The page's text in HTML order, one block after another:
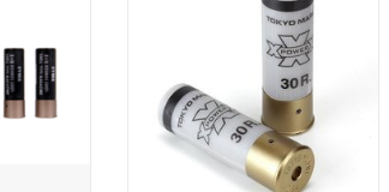
TOEVOEGEN AAN WINKELWAGEN